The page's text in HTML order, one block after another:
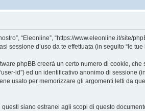
“Eleonline”, “https://www.eleonline.it/site/
sessione d’uso da te effettuata (in seguito “le tue
phpBB creerà un certo numero di cookie,
id”) ed un identificativo anonimo di sessione
usato per memorizzare gli argomenti letti da
siano estranei agli scopi di questo